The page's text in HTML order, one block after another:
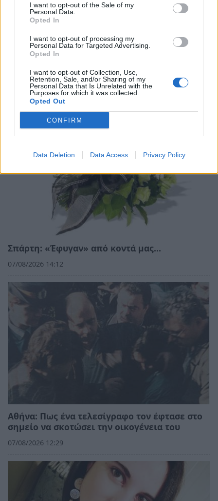
I want to opt-out of the Sale of my
Personal Data.
Opted In
I want to opt-out of processing my
Personal Data for Targeted Advertising.
Opted In
I want to opt-out of Collection, Use,
Retention, Sale, and/or Sharing of my
Personal Data that Is Unrelated with the
Purposes for which it was collected.
Opted Out
CONFIRM
Data Deletion Data Access Privacy Policy
Σχετικά Άρθρα
Σπάρτη: «Έφυγαν» από κοντά μας…
07/08/2026 14:12
Αθήνα: Πως ένα τελεσίγραφο τον έφτασε στο
σημείο να σκοτώσει την οικογένεια του
07/08/2026 12:29